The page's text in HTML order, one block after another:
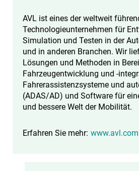
AVL ist eines der weltweit
Technologieunternehmen für
Simulation und Testen in der
und in anderen Branchen. Wir
Lösungen und Methoden in
Fahrzeugentwicklung und -
Fahrerassistenzsysteme und
(ADAS/AD) und Software für
und bessere Welt der Mobilität.
Erfahren Sie mehr: www.avl.com